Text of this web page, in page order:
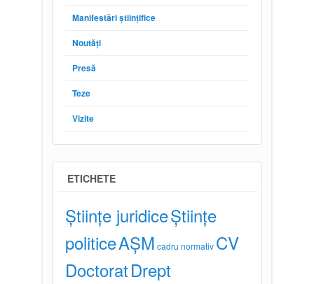
Manifestări științifice
Noutăți
Presă
Teze
Vizite
ETICHETE
Științe juridiceȘtiințe
politiceAȘM cadru normativ CV
DoctoratDrept